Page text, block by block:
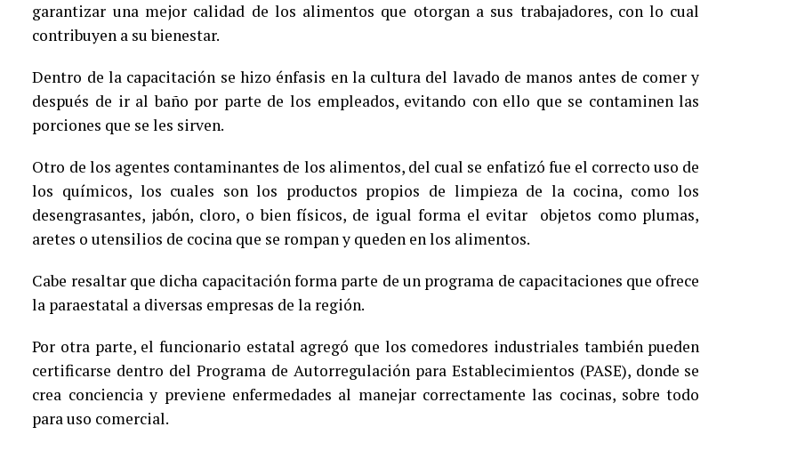
garantizar una mejor calidad de los alimentos que otorgan a sus trabajadores, con lo cual
contribuyen a su bienestar.
Dentro de la capacitación se hizo énfasis en la cultura del lavado de manos antes de comer y
después de ir al baño por parte de los empleados, evitando con ello que se contaminen las
porciones que se les sirven.
Otro de los agentes contaminantes de los alimentos, del cual se enfatizó fue el correcto uso de
los químicos, los cuales son los productos propios de limpieza de la cocina, como los
desengrasantes, jabón, cloro, o bien físicos, de igual forma el evitar objetos como plumas,
aretes o utensilios de cocina que se rompan y queden en los alimentos.
Cabe resaltar que dicha capacitación forma parte de un programa de capacitaciones que ofrece
la paraestatal a diversas empresas de la región.
Por otra parte, el funcionario estatal agregó que los comedores industriales también pueden
certificarse dentro del Programa de Autorregulación para Establecimientos (PASE), donde se
crea conciencia y previene enfermedades al manejar correctamente las cocinas, sobre todo
para uso comercial.